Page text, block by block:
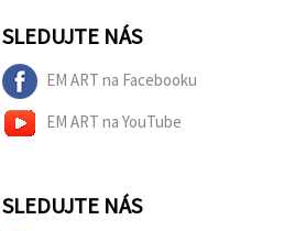
SLEDUJTE NÁS
EM ART na Facebooku
EM ART na YouTube
SLEDUJTE NÁS